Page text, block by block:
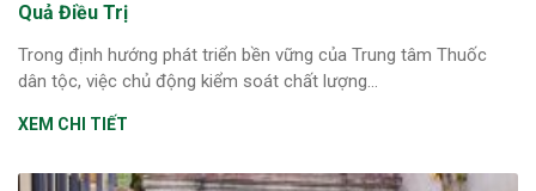
Quả Điều Trị
Trong định hướng phát triển bền vững của Trung tâm Thuốc
dân tộc, việc chủ động kiểm soát chất lượng...
XEM CHI TIẾT